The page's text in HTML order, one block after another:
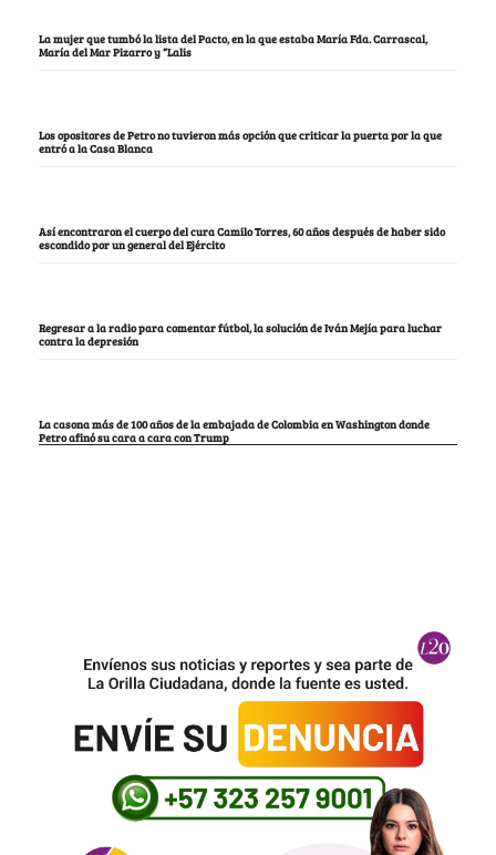
La mujer que tumbó la lista del Pacto, en la que estaba María Fda. Carrascal,
María del Mar Pizarro y “Lalis
Los opositores de Petro no tuvieron más opción que criticar la puerta por la que
entró a la Casa Blanca
Así encontraron el cuerpo del cura Camilo Torres, 60 años después de haber sido
escondido por un general del Ejército
Regresar a la radio para comentar fútbol, la solución de Iván Mejía para luchar
contra la depresión
La casona más de 100 años de la embajada de Colombia en Washington donde
Petro afinó su cara a cara con Trump